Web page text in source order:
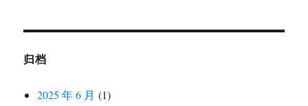
归档
2025 年 6 月 (1)